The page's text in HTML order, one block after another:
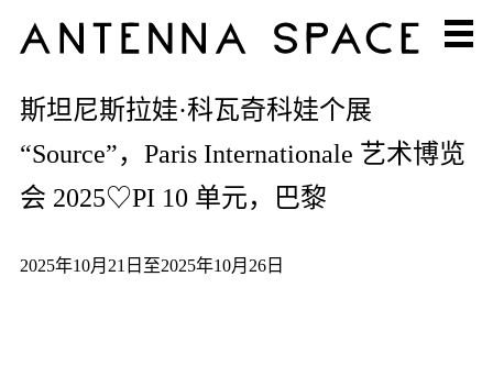
斯坦尼斯拉娃·科瓦奇科娃个展
“Source”，Paris Internationale 艺术博览
会 2025♡PI 10 单元，巴黎
2025年10月21日至2025年10月26日